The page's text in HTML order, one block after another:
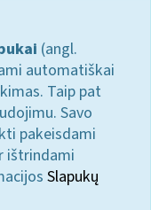
(angl.
automatiškai
Taip pat
Savo
pakeisdami
ištrindami
Slapukų